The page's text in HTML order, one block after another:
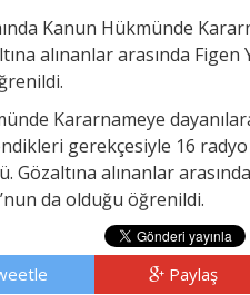
Kanun Hükmünde
alınanlar arasında Figen
Kararnameye
gerekçesiyle 16 radyo
alınanlar
da olduğu öğrenildi.
Paylaş